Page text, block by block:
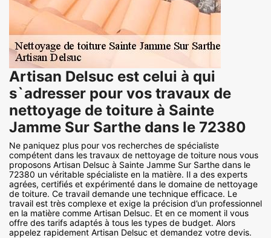
Artisan Delsuc est celui à qui
s`adresser pour vos travaux de
nettoyage de toiture à Sainte
Jamme Sur Sarthe dans le 72380
Ne paniquez plus pour vos recherches de spécialiste
compétent dans les travaux de nettoyage de toiture nous vous
proposons Artisan Delsuc à Sainte Jamme Sur Sarthe dans le
72380 un véritable spécialiste en la matière. Il a des experts
agrées, certifiés et expérimenté dans le domaine de nettoyage
de toiture. Ce travail demande une technique efficace. Le
travail est très complexe et exige la précision d’un professionnel
en la matière comme Artisan Delsuc. Et en ce moment il vous
offre des tarifs adaptés à tous les types de budget. Alors
appelez rapidement Artisan Delsuc et demandez votre devis.